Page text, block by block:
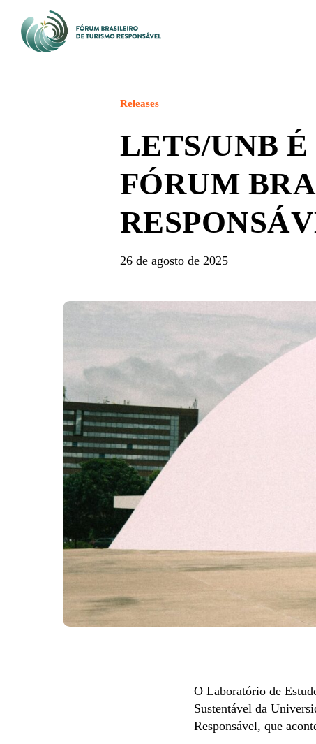
main
Releases
LETS/UNB
FÓRUM
26 de agosto de 2025
O Laboratório de
Sustentável da
Responsável, que